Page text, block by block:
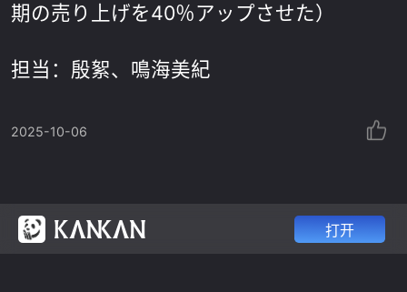
期の売り上げを40％アップさせた）
担当：殷絮、鳴海美紀
2025-10-06
打开